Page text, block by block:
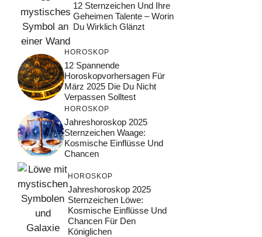
12 Sternzeichen Und Ihre
Geheimen Talente – Worin
Du Wirklich Glänzt
HOROSKOP
12 Spannende
Horoskopvorhersagen Für
März 2025 Die Du Nicht
Verpassen Solltest
HOROSKOP
Jahreshoroskop 2025
Sternzeichen Waage:
Kosmische Einflüsse Und
Chancen
HOROSKOP
Jahreshoroskop 2025
Sternzeichen Löwe:
Kosmische Einflüsse Und
Chancen Für Den
Königlichen